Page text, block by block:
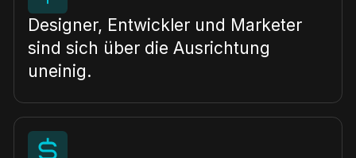
Designer, Entwickler und Marketer
sind sich über die Ausrichtung
uneinig.